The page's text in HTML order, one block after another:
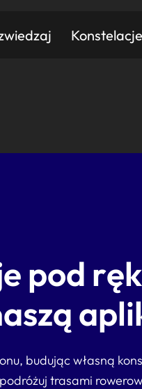
Konstelacje
pod
budując własną
trasami